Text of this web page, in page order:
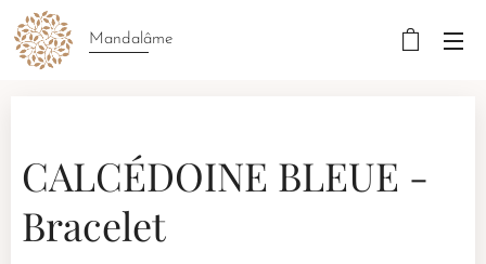
Mandalâme
CALCÉDOINE BLEUE -
Bracelet